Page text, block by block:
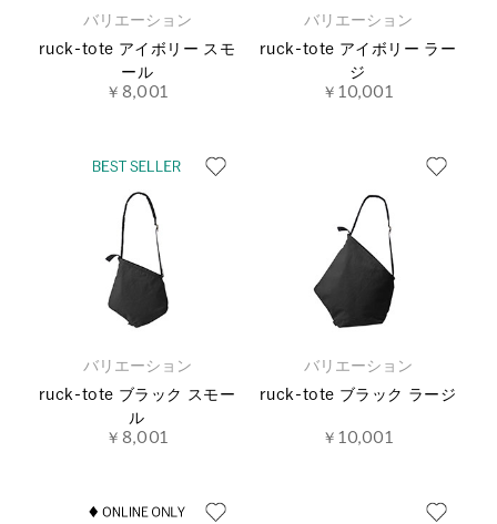
バリエーション
ruck-tote アイボリー スモ
ール
￥8,001
バリエーション
ruck-tote アイボリー ラー
ジ
￥10,001
バリエーション
ruck-tote ブラック スモー
ル
￥8,001
バリエーション
ruck-tote ブラック ラージ
￥10,001